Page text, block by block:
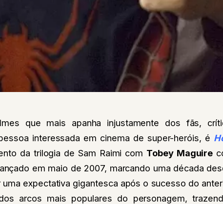
que mais apanha injustamente dos fãs,
interessada em cinema de super-heróis, é
da trilogia de Sam Raimi com Tobey Maguire
em maio de 2007, marcando uma década
uma expectativa gigantesca após o sucesso do
arcos mais populares do personagem,